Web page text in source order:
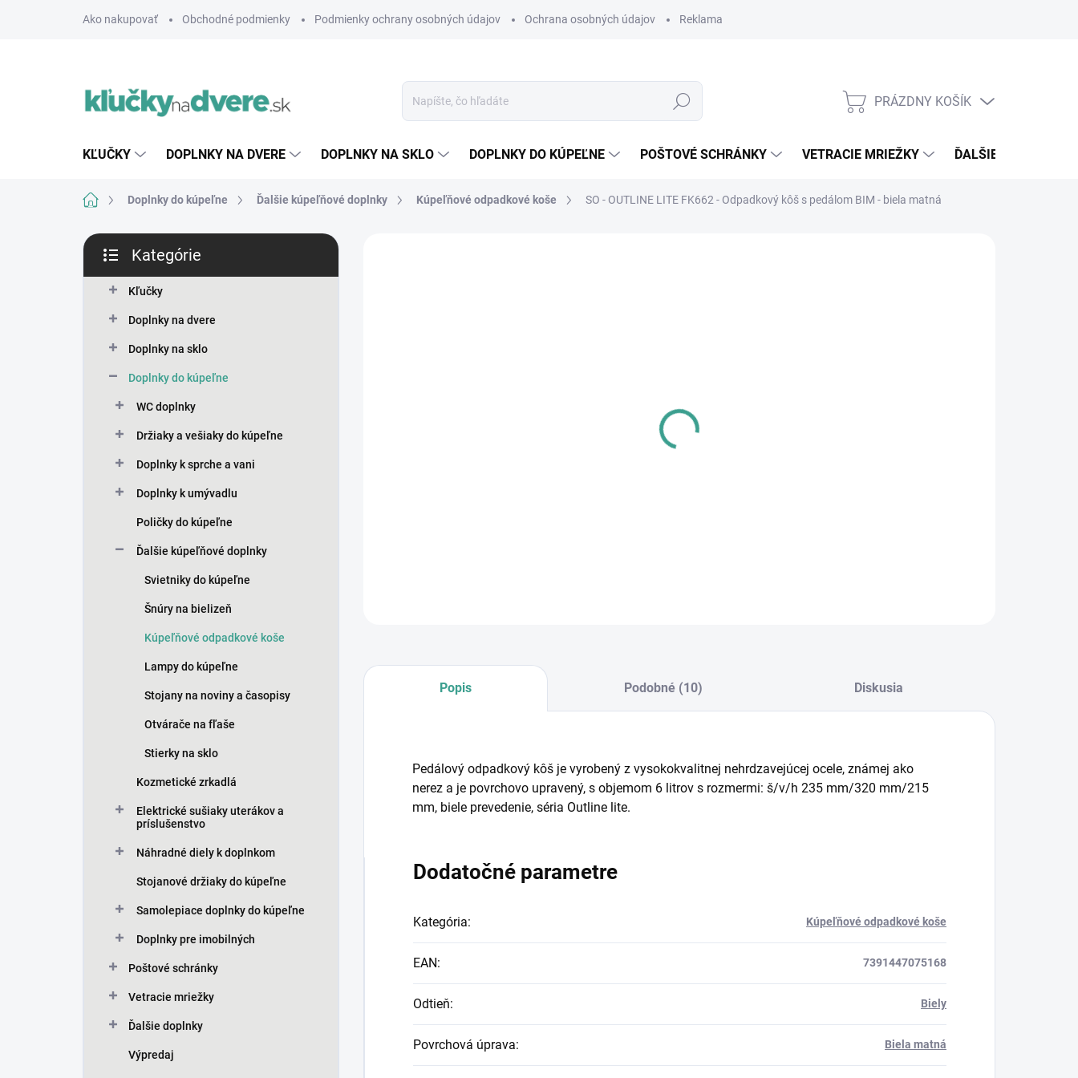
Ako nakupovať Obchodné podmienky Podmienky ochrany osobných údajov Ochrana osobných údajov Reklamačné podmienky
Hľadať
NÁKUPNÝ
PRÁZDNY KOŠÍK
KĽUČKY DOPLNKY NA DVERE DOPLNKY NA SKLO DOPLNKY DO KÚPEĽNE POŠTOVÉ SCHRÁNKY VETRACIE MRIEŽKY ĎALŠIE DOPLNKY
DomovDoplnky do kúpeľne Ďalšie kúpeľňové doplnky Kúpeľňové odpadkové koše SO - OUTLINE LITE FK662 - Odpadkový kôš s pedálom BIM - biela matná
B
č
kategórie
Kategórie
Kľučky
Doplnky na dvere
Doplnky na sklo
Doplnky do kúpeľne
WC doplnky
Držiaky a vešiaky do kúpeľne
Doplnky k sprche a vani
Doplnky k umývadlu
Poličky do kúpeľne
Ďalšie kúpeľňové doplnky
Svietniky do kúpeľne
Šnúry na bielizeň
Kúpeľňové odpadkové koše
Lampy do kúpeľne
Stojany na noviny a časopisy
Otvárače na fľaše
Stierky na sklo
Kozmetické zrkadlá
Elektrické sušiaky uterákov a
príslušenstvo
Náhradné diely k doplnkom
Stojanové držiaky do kúpeľne
Samolepiace doplnky do kúpeľne
Doplnky pre imobilných
Poštové schránky
Vetracie mriežky
Ďalšie doplnky
Výpredaj
Popis Podobné (10) Diskusia
Pedálový odpadkový kôš je vyrobený z vysokokvalitnej nehrdzavejúcej ocele, známej ako
nerez a je povrchovo upravený, s objemom 6 litrov s rozmermi: š/v/h 235 mm/320 mm/215
mm, biele prevedenie, séria Outline lite.
Dodatočné parametre
Kategória: Kúpeľňové odpadkové koše
EAN: 7391447075168
Odtieň: Biely
Povrchová úprava: Biela matná